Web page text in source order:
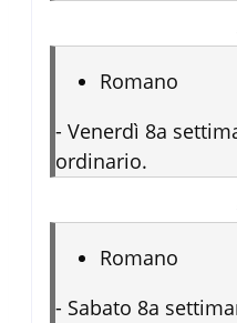
Romano
- Venerdì 8a
ordinario.
Romano
- Sabato 8a